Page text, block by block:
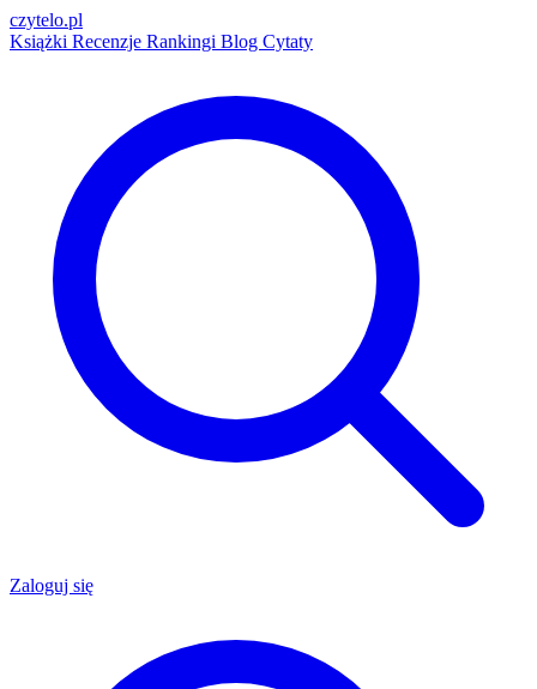
czytelo.pl
Książki Recenzje Rankingi Blog Cytaty
Zaloguj się